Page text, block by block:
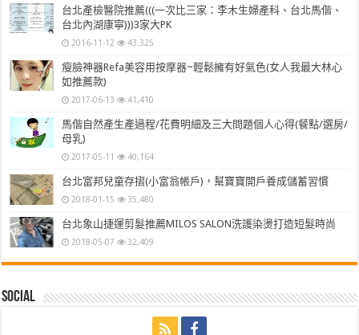
台北產檢醫院推薦(((一次比三家：李木生婦產科、台北馬偕、
台北內湖康寧)))3家大PK
2016-11-12 43,325
瘦臉神器Refa美容用按摩器~輕鬆擁有好氣色(女人我最大林心
如推薦款)
2017-06-13 41,410
馬偕自然產生產過程/花費明細及三大問題個人心得(餐點/選房/
母乳)
2017-05-11 40,164
台北富邦兒童存摺(小富翁帳戶)，幫寶寶開戶養成儲蓄習慣
2018-01-15 35,480
台北象山捷運剪髮推薦MILOS SALON洗護染燙打造短髮時尚
2018-05-07 32,409
Social